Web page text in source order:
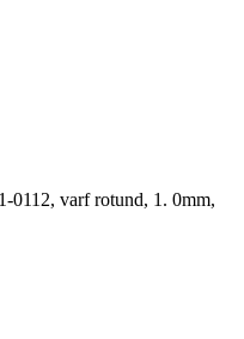
0112, varf rotund, 1. 0mm,